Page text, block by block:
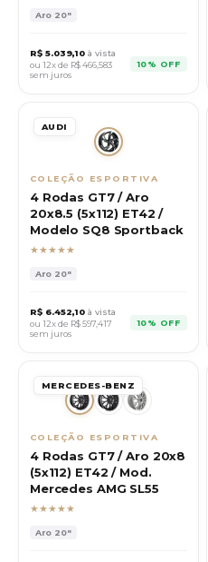
Aro 20"
R$ 5.039,10 à vista
ou 12x de R$466,583
sem juros
10% OFF
AUDI
COLEÇÃO ESPORTIVA
4 Rodas GT7 / Aro
20x8.5 (5x112) ET42 /
Modelo SQ8 Sportback
★★★★★
Aro 20"
R$ 6.452,10 à vista
ou 12x de R$597,417
sem juros
10% OFF
MERCEDES-BENZ
COLEÇÃO ESPORTIVA
4 Rodas GT7 / Aro 20x8
(5x112) ET42 / Mod.
Mercedes AMG SL55
★★★★★
Aro 20"